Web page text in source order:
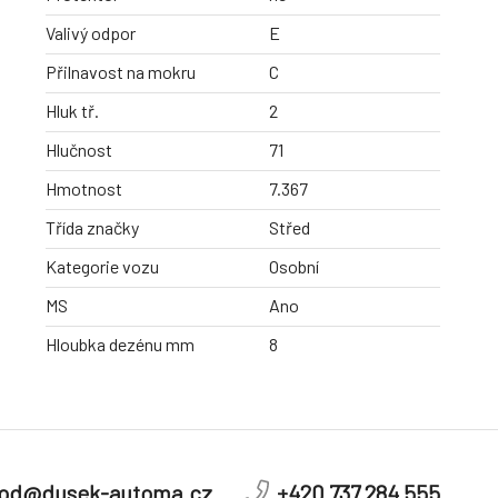
Valivý odpor
E
Přilnavost na mokru
C
Hluk tř.
2
Hlučnost
71
Hmotnost
7.367
Třída značky
Střed
Kategorie vozu
Osobní
MS
Ano
Hloubka dezénu mm
8